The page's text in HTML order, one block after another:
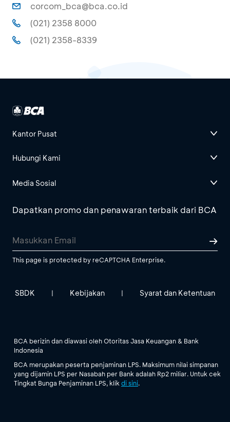
corcom_bca@bca.co.id
(021) 2358 8000
(021) 2358-8339
Kantor Pusat
Hubungi Kami
Media Sosial
Dapatkan promo dan penawaran terbaik dari BCA
This page is protected by reCAPTCHA Enterprise.
SBDK | Kebijakan | Syarat dan Ketentuan
BCA berizin dan diawasi oleh Otoritas Jasa Keuangan & Bank
Indonesia
BCA merupakan peserta penjaminan LPS. Maksimum nilai simpanan
yang dijamin LPS per Nasabah per Bank adalah Rp2 miliar. Untuk cek
Tingkat Bunga Penjaminan LPS, klikdi sini.